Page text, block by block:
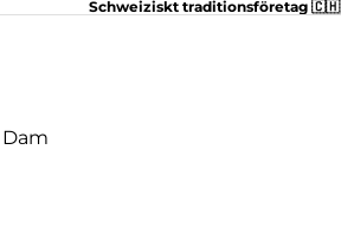
Schweiziskt traditionsföretag 🇨🇭
Dam